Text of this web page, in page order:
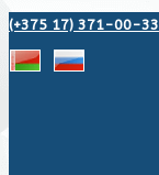
(+375 17) 371-00-33